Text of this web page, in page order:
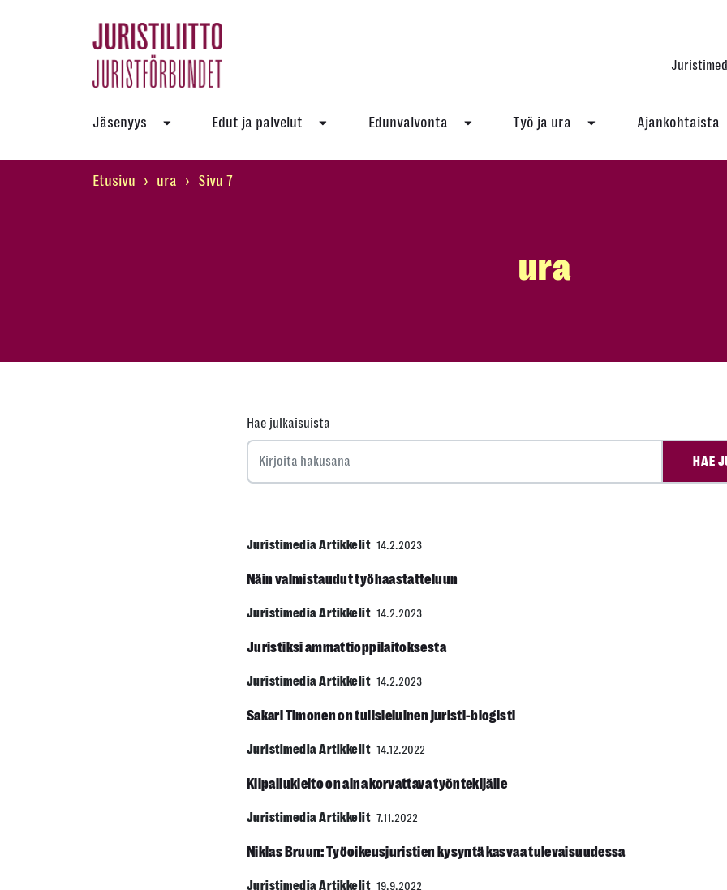
Jäsenyys Edut ja palvelut Edunvalvonta Työ ja ura Ajankohtaista
Etusivu › ura › Sivu 7
ura
Hae julkaisuista
HAE
Juristimedia Artikkelit 14.2.2023
Näin valmistaudut työhaastatteluun
Juristimedia Artikkelit 14.2.2023
Juristiksi ammatti­oppilaitoksesta
Juristimedia Artikkelit 14.2.2023
Sakari Timonen on tulisieluinen juristi-blogisti
Juristimedia Artikkelit 14.12.2022
Kilpailukielto on aina korvattava työntekijälle
Juristimedia Artikkelit 7.11.2022
Niklas Bruun: Työoikeus­juristien kysyntä kasvaa tulevaisuudessa
Juristimedia Artikkelit 19.9.2022